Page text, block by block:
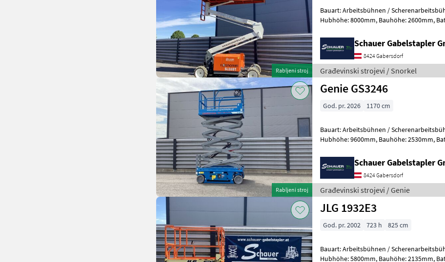
Rabljeni stroj
Bauart: Arbeitsbühnen / Scherenarbeitsbühne, Tragkraft:
Hubhöhe: 8000mm, Bauhöhe: 2600mm, Batterie: Starter 12V ,
Schauer Gabelstapler
8424 Gabersdorf
Građevinski strojevi / Snorkel
Rabljeni stroj
Genie GS3246
God. pr. 2026 1170 cm
Bauart: Arbeitsbühnen / Scherenarbeitsbühne, Tragkraft:
Hubhöhe: 9600mm, Bauhöhe: 2530mm, Batterie: Trojan 6V 228Ah
Schauer Gabelstapler
8424 Gabersdorf
Građevinski strojevi / Genie
JLG 1932E3
God. pr. 2002 723 h 825 cm
Bauart: Arbeitsbühnen / Scherenarbeitsbühne, Tragkraft:
Hubhöhe: 5800mm, Bauhöhe: 2135mm, Batterie: Trojan PzS 24V